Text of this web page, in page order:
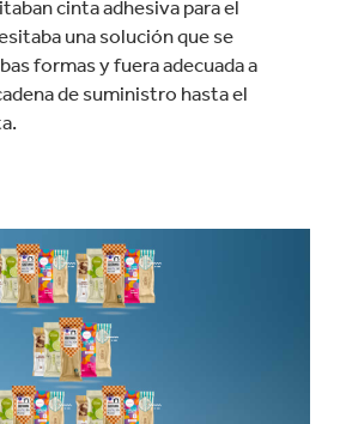
cinta adhesiva para el
una solución que se
formas y fuera adecuada a
de suministro hasta el